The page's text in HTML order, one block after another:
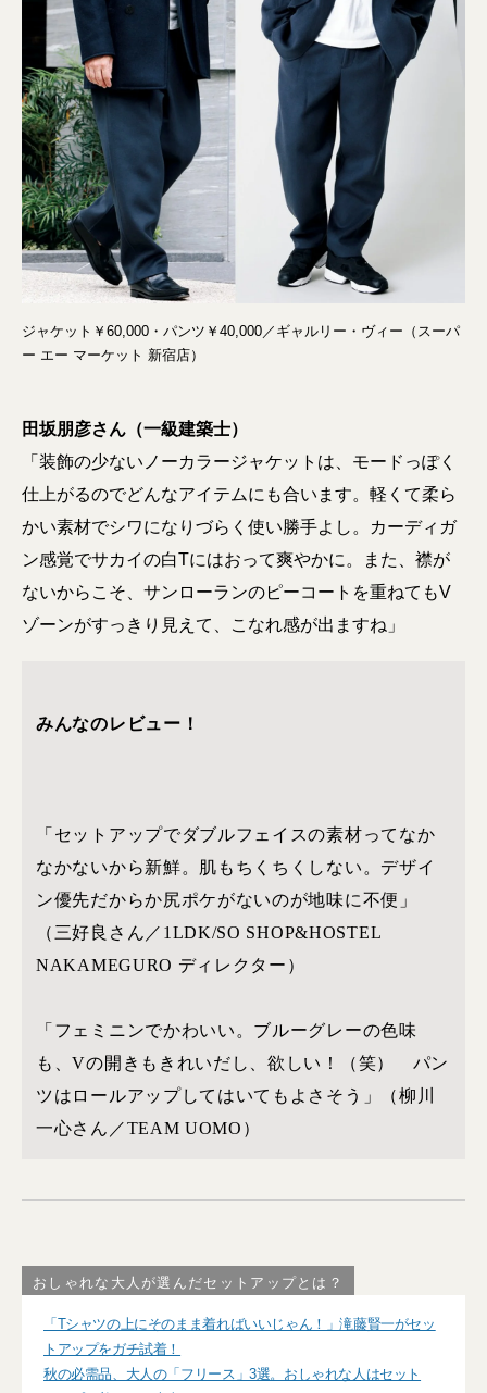
ジャケット￥60,000・パンツ￥40,000／ギャルリー・ヴィー（スーパ
ー エー マーケット 新宿店）
田坂朋彦さん（一級建築士）
「装飾の少ないノーカラージャケットは、モードっぽく
仕上がるのでどんなアイテムにも合います。軽くて柔ら
かい素材でシワになりづらく使い勝手よし。カーディガ
ン感覚でサカイの白Tにはおって爽やかに。また、襟が
ないからこそ、サンローランのピーコートを重ねてもV
ゾーンがすっきり見えて、こなれ感が出ますね」
みんなのレビュー！
「セットアップでダブルフェイスの素材ってなか
なかないから新鮮。肌もちくちくしない。デザイ
ン優先だからか尻ポケがないのが地味に不便」
（三好良さん／1LDK/SO SHOP&HOSTEL
NAKAMEGURO ディレクター）
「フェミニンでかわいい。ブルーグレーの色味
も、Vの開きもきれいだし、欲しい！（笑） パン
ツはロールアップしてはいてもよさそう」（柳川
一心さん／TEAM UOMO）
おしゃれな大人が選んだセットアップとは？
「Tシャツの上にそのまま着ればいいじゃん！」滝藤賢一がセッ
トアップをガチ試着！
秋の必需品、大人の「フリース」3選。おしゃれな人はセット